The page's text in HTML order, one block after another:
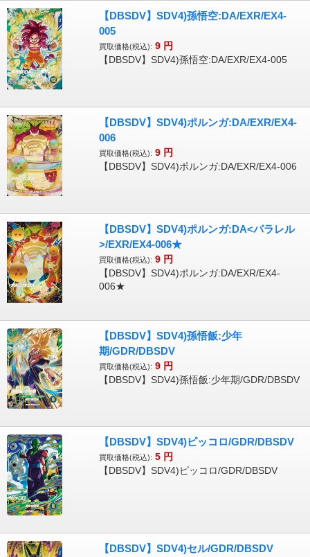
【DBSDV】SDV4)孫悟空:DA/EXR/EX4-
005
買取価格(税込): 9 円
【DBSDV】SDV4)孫悟空:DA/EXR/EX4-005
【DBSDV】SDV4)ポルンガ:DA/EXR/EX4-
006
買取価格(税込): 9 円
【DBSDV】SDV4)ポルンガ:DA/EXR/EX4-006
【DBSDV】SDV4)ポルンガ:DA<パラレル
>/EXR/EX4-006★
買取価格(税込): 9 円
【DBSDV】SDV4)ポルンガ:DA/EXR/EX4-
006★
【DBSDV】SDV4)孫悟飯:少年
期/GDR/DBSDV
買取価格(税込): 9 円
【DBSDV】SDV4)孫悟飯:少年期/GDR/DBSDV
【DBSDV】SDV4)ピッコロ/GDR/DBSDV
買取価格(税込): 5 円
【DBSDV】SDV4)ピッコロ/GDR/DBSDV
【DBSDV】SDV4)セル/GDR/DBSDV